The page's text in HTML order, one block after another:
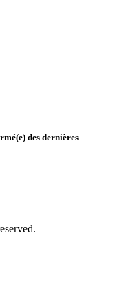
des dernières